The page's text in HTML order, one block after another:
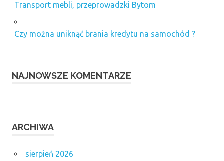
Transport mebli, przeprowadzki Bytom
Czy można uniknąć brania kredytu na samochód ?
NAJNOWSZE KOMENTARZE
ARCHIWA
sierpień 2026